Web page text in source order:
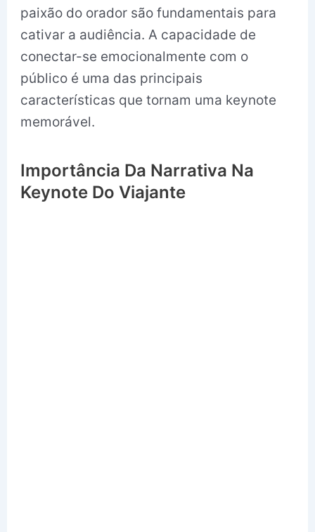
paixão do orador são fundamentais para
cativar a audiência. A capacidade de
conectar-se emocionalmente com o
público é uma das principais
características que tornam uma keynote
memorável.
Importância Da Narrativa Na
Keynote Do Viajante